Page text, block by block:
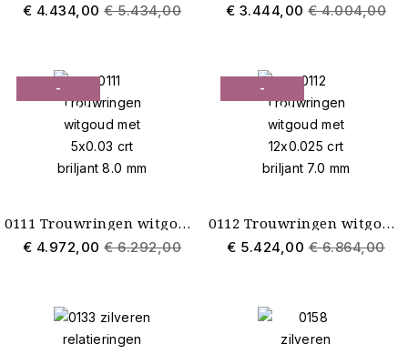
€ 4.434,00 € 5.434,00 € 3.444,00 € 4.004,00
-
€ 1.320,00
0111 Trouwringen witgoud met 5x0.03 crt briljant 8.0 mm
€ 4.972,00 € 6.292,00
-
€ 1.440,00
0112 Trouwringen witgoud met 12x0.025 crt briljant 7.0 mm
€ 5.424,00 € 6.864,00